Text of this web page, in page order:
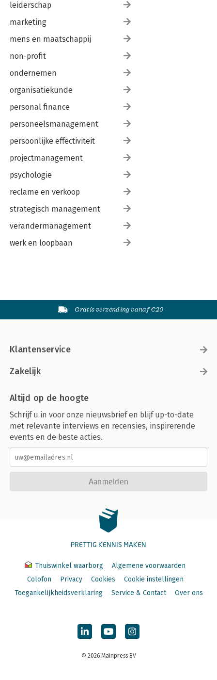
leiderschap
marketing
mens en maatschappij
non-profit
ondernemen
organisatiekunde
personal finance
personeelsmanagement
persoonlijke effectiviteit
projectmanagement
psychologie
reclame en verkoop
strategisch management
verandermanagement
werk en loopbaan
Gratis verzending vanaf €20
Klantenservice
Zakelijk
Altijd op de hoogte
Schrijf u in voor onze nieuwsbrief en blijf up-to-date
met relevante interviews en recensies, inspirerende
events en de beste acties.
Aanmelden
PRETTIG KENNIS MAKEN
Thuiswinkel waarborg
Algemene voorwaarden
Colofon
Privacy Cookies
Cookie instellingen
Toegankelijkheidsverklaring
Service & Contact Over ons
© 2026 Mainpress BV